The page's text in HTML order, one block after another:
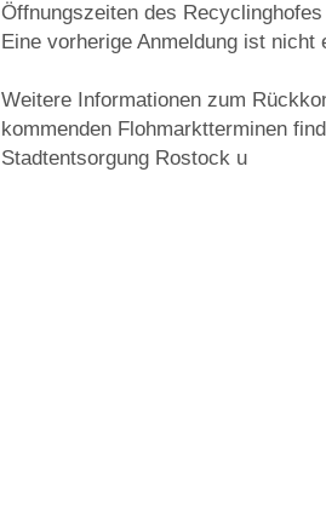
Öffnungszeiten des
Eine vorherige Anmeldung ist nicht
Weitere Informationen zum
kommenden Flohmarktterminen
Stadtentsorgung Rostock u